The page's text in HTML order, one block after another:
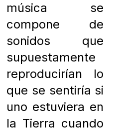
música se
compone de
sonidos que
supuestamente
reproducirían lo
que se sentiría si
uno estuviera en
la Tierra cuando